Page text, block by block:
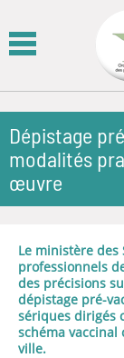
Dépistage
modalités
œuvre
Le ministère des
professionnels
des précisions
dépistage pré-
sériques dirigés
schéma
ville.